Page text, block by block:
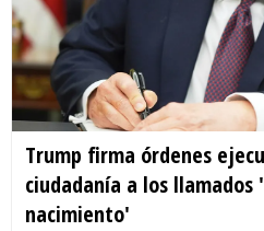
Trump firma órdenes
ciudadanía a los
nacimiento'